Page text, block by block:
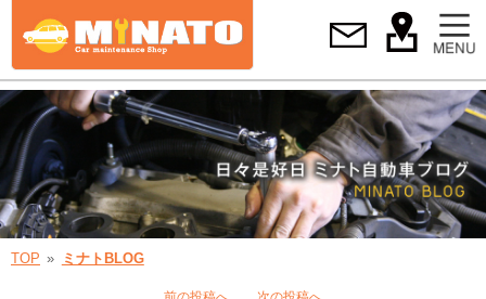
TOP ミナトBLOG